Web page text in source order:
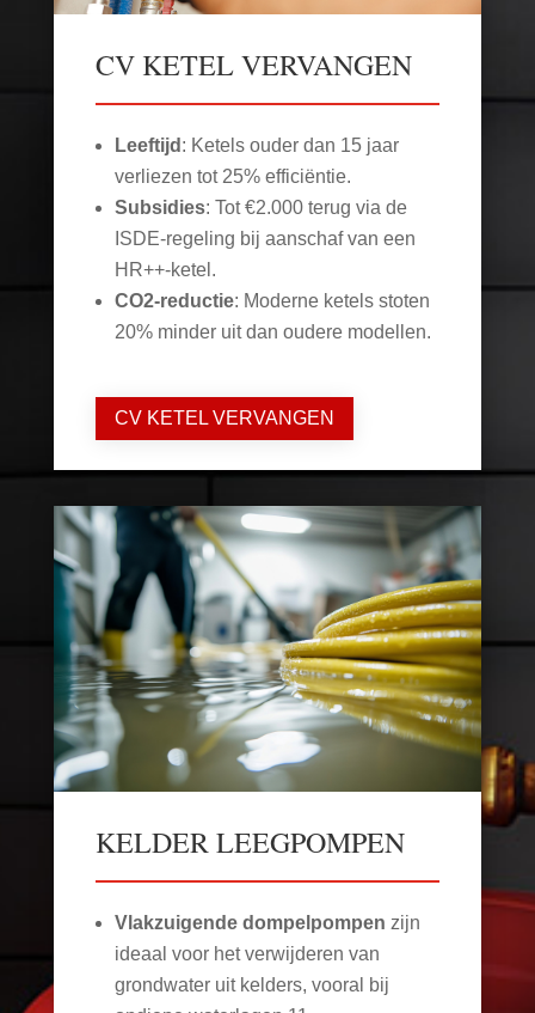
CV KETEL VERVANGEN
Leeftijd : Ketels ouder dan 15 jaar
verliezen tot 25% efficiëntie.
Subsidies: Tot €2.000 terug via de
ISDE-regeling bij aanschaf van een
HR++-ketel.
CO2-reductie: Moderne ketels stoten
20% minder uit dan oudere modellen.
CV KETEL VERVANGEN
KELDER LEEGPOMPEN
Vlakzuigende dompelpompen zijn
ideaal voor het verwijderen van
grondwater uit kelders, vooral bij